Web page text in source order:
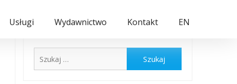
Usługi Wydawnictwo Kontakt EN